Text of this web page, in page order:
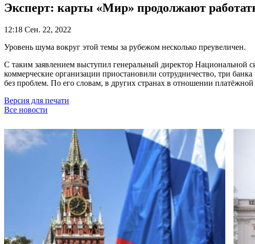
Эксперт: карты «Мир» продолжают
12:18 Сен. 22, 2022
Уровень шума вокруг этой темы за рубежом несколько преувеличен.
С таким заявлением выступил генеральный директор Национальной
коммерческие организации приостановили сотрудничество, три
без проблем. По его словам, в других странах в отношении
Версия для печати
Все новости